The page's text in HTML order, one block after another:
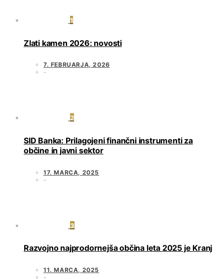
1
Zlati kamen 2026: novosti
7. FEBRUARJA, 2026
2
SID Banka: Prilagojeni finančni instrumenti za
občine in javni sektor
17. MARCA, 2025
3
Razvojno najprodornejša občina leta 2025 je Kranj
11. MARCA, 2025